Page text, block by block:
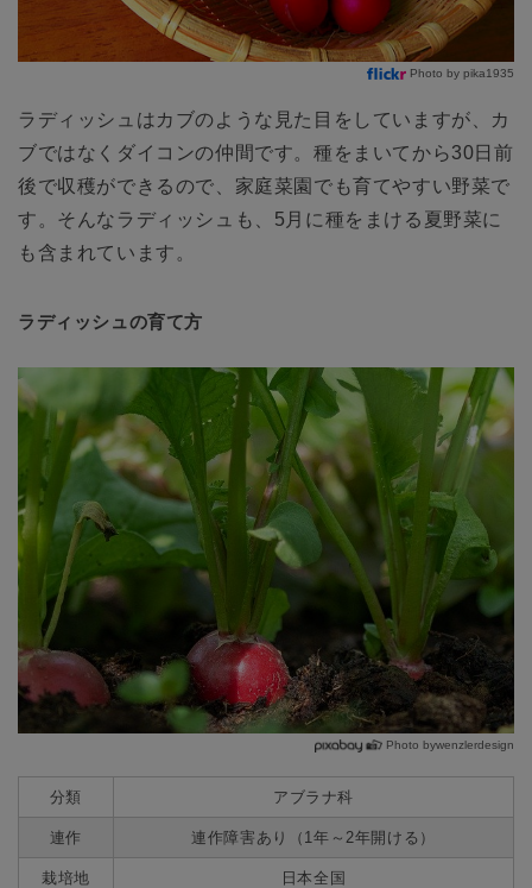
Photo by pika1935
ラディッシュはカブのような見た目をしていますが、カ
ブではなくダイコンの仲間です。種をまいてから30日前
後で収穫ができるので、家庭菜園でも育てやすい野菜で
す。そんなラディッシュも、5月に種をまける夏野菜に
も含まれています。
ラディッシュの育て方
Photo bywenzlerdesign
分類 アブラナ科
連作 連作障害あり（1年～2年開ける）
栽培地 日本全国